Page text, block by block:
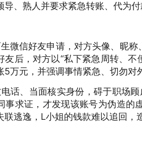
导、熟人并要求紧急转账、代为
微信好友申请，对方头像、昵
友后，对方以“私下紧急周转、
5万元，并强调事情紧急、切勿对
话、当面核实身份，碍于职场
事求证，才发现该账号为伪造的
联逃逸，L小姐的钱款难以追回，